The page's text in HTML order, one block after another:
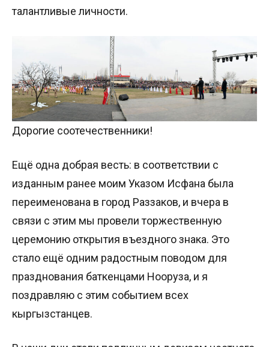
талантливые личности.
Дорогие соотечественники!
Ещё одна добрая весть: в соответствии с
изданным ранее моим Указом Исфана была
переименована в город Раззаков, и вчера в
связи с этим мы провели торжественную
церемонию открытия въездного знака. Это
стало ещё одним радостным поводом для
празднования баткенцами Нооруза, и я
поздравляю с этим событием всех
кыргызстанцев.